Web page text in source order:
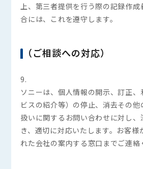
上、第三者提供を行う際の記録作
合には、これを遵守します。
（ご相談への対応）
9.
ソニーは、個人情報の開示、訂正、
ビスの紹介等）の停止、消去その他
扱いに関するお問い合わせに対し、
き、適切に対応いたします。お客様
れた会社の案内する窓口までご連絡